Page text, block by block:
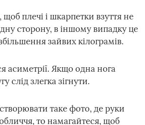
плечі і шкарпетки взуття не
сторону, в іншому випадку це
зайвих кілограмів.
асиметрії. Якщо одна нога
слід злегка зігнути.
таке фото, де руки
то намагайтеся, щоб